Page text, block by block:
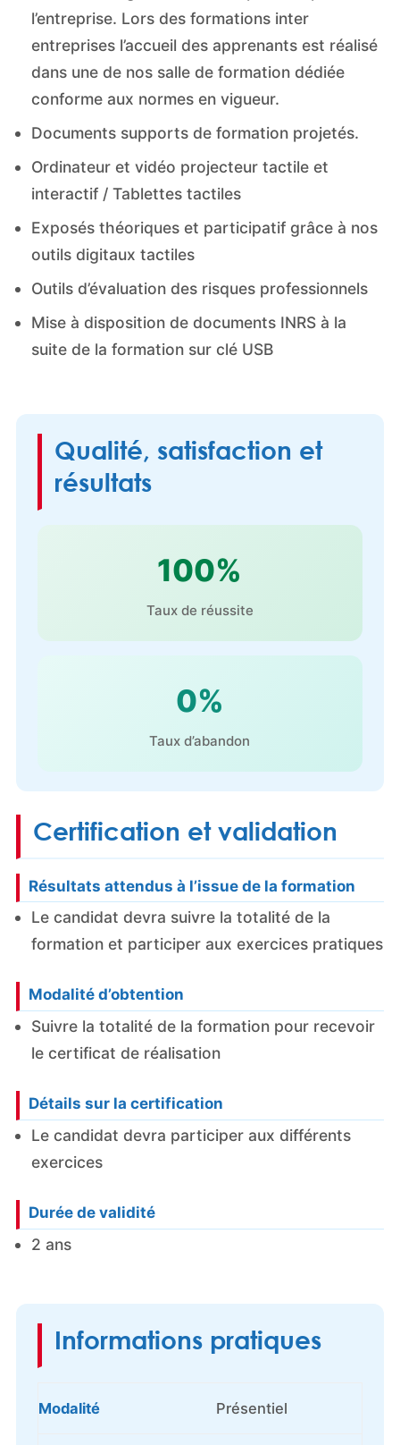
l’entreprise. Lors des formations inter
entreprises l’accueil des apprenants est réalisé
dans une de nos salle de formation dédiée
conforme aux normes en vigueur.
Documents supports de formation projetés.
Ordinateur et vidéo projecteur tactile et
interactif / Tablettes tactiles
Exposés théoriques et participatif grâce à nos
outils digitaux tactiles
Outils d’évaluation des risques professionnels
Mise à disposition de documents INRS à la
suite de la formation sur clé USB
Qualité, satisfaction et
résultats
100%
Taux de réussite
0%
Taux d’abandon
Certification et validation
Résultats attendus à l’issue de la formation
Le candidat devra suivre la totalité de la
formation et participer aux exercices pratiques
Modalité d’obtention
Suivre la totalité de la formation pour recevoir
le certificat de réalisation
Détails sur la certification
Le candidat devra participer aux différents
exercices
Durée de validité
2 ans
Informations pratiques
Modalité Présentiel